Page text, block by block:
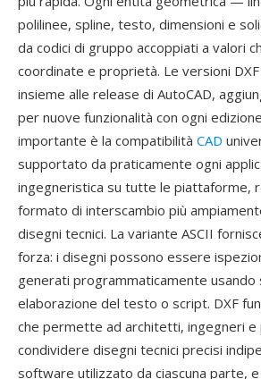
polilinee, spline, testo, dimensioni e
da codici di gruppo accoppiati a valori
coordinate e proprietà. Le versioni
insieme alle release di AutoCAD,
per nuove funzionalità con ogni
importante è la compatibilità CAD
supportato da praticamente ogni
ingegneristica su tutte le piattaforme,
formato di interscambio più
disegni tecnici. La variante ASCII
forza: i disegni possono essere
generati programmaticamente usando
elaborazione del testo o script. DXF
che permette ad architetti, ingegneri
condividere disegni tecnici precisi
software utilizzato da ciascuna parte,